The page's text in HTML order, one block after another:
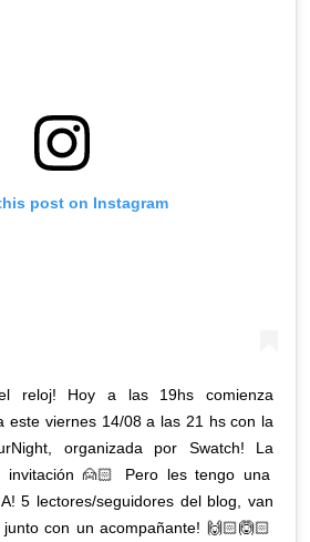
post on Instagram
reloj! Hoy a las 19hs comienza
este viernes 14/08 a las 21 hs con la
organizada por Swatch! La
invitación 🙍🏻 Pero les tengo una
5 lectores/seguidores del blog, van
con un acompañante! 🙌🏻🙆🏻